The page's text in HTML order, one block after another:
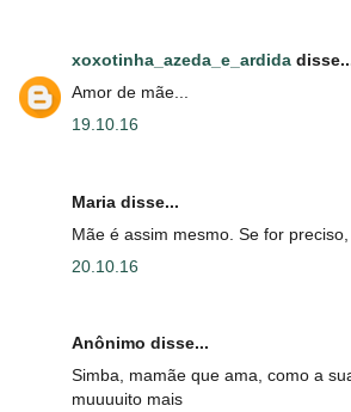
xoxotinha_azeda_e_ardida
Amor de mãe...
19.10.16
Maria disse...
Mãe é assim mesmo. Se for
20.10.16
Anônimo disse...
Simba, mamãe que ama, como a
muuuuito mais